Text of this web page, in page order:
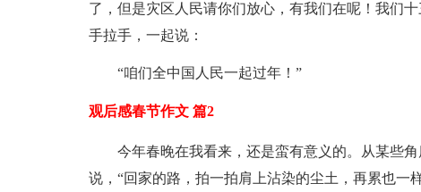
了，但是灾区人民请你们放心，有我们在呢！我们
手拉手，一起说：
“咱们全中国人民一起过年！”
观后感春节作文 篇2
今年春晚在我看来，还是蛮有意义的。从某些
说，“回家的路，拍一拍肩上沾染的尘土，再累也